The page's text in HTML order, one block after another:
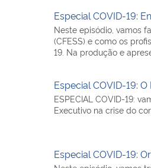
Especial COVID-19:
Neste episódio, vamos
(CFESS) e como os
19. Na produção e
Especial COVID-19:
ESPECIAL COVID-19:
Executivo na crise do
Especial COVID-19: